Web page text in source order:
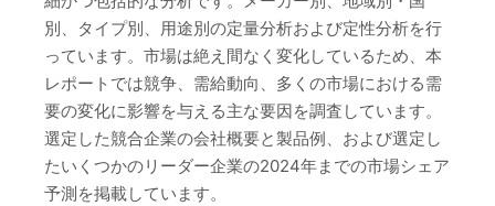
別、タイプ別、用途別の定量分析および定性分析を行
っています。市場は絶え間なく変化しているため、本
レポートでは競争、需給動向、多くの市場における需
要の変化に影響を与える主な要因を調査しています。
選定した競合企業の会社概要と製品例、および選定し
たいくつかのリーダー企業の2024年までの市場シェア
予測を掲載しています。